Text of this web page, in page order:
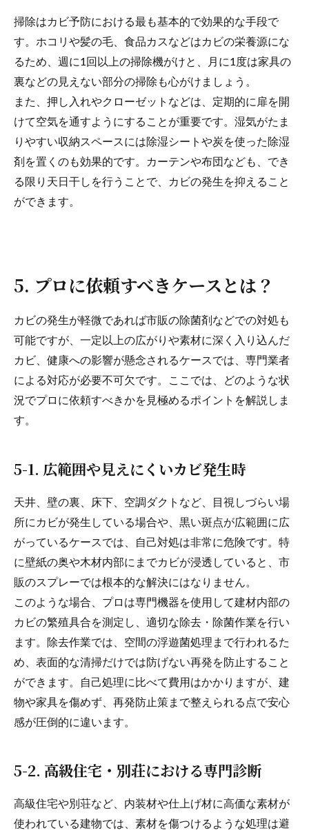
掃除はカビ予防における最も基本的で効果的な手段で
す。ホコリや髪の毛、食品カスなどはカビの栄養源にな
るため、週に1回以上の掃除機がけと、月に1度は家具の
裏などの見えない部分の掃除も心がけましょう。
また、押し入れやクローゼットなどは、定期的に扉を開
けて空気を通すようにすることが重要です。湿気がたま
りやすい収納スペースには除湿シートや炭を使った除湿
剤を置くのも効果的です。カーテンや布団なども、でき
る限り天日干しを行うことで、カビの発生を抑えること
ができます。
5. プロに依頼すべきケースとは？
カビの発生が軽微であれば市販の除菌剤などでの対処も
可能ですが、一定以上の広がりや素材に深く入り込んだ
カビ、健康への影響が懸念されるケースでは、専門業者
による対応が必要不可欠です。ここでは、どのような状
況でプロに依頼すべきかを見極めるポイントを解説しま
す。
5-1. 広範囲や見えにくいカビ発生時
天井、壁の裏、床下、空調ダクトなど、目視しづらい場
所にカビが発生している場合や、黒い斑点が広範囲に広
がっているケースでは、自己対処は非常に危険です。特
に壁紙の奥や木材内部にまでカビが浸透していると、市
販のスプレーでは根本的な解決にはなりません。
このような場合、プロは専門機器を使用して建材内部の
カビの繁殖具合を測定し、適切な除去・除菌作業を行い
ます。除去作業では、空間の浮遊菌処理まで行われるた
め、表面的な清掃だけでは防げない再発を防止すること
ができます。自己処理に比べて費用はかかりますが、建
物や家具を傷めず、再発防止策まで整えられる点で安心
感が圧倒的に違います。
5-2. 高級住宅・別荘における専門診断
高級住宅や別荘など、内装材や仕上げ材に高価な素材が
使われている建物では、素材を傷つけるような処理は避